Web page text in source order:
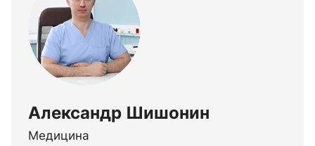
Александр Шишонин
Медицина